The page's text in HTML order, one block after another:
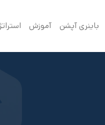
باینری آپشن آموزش